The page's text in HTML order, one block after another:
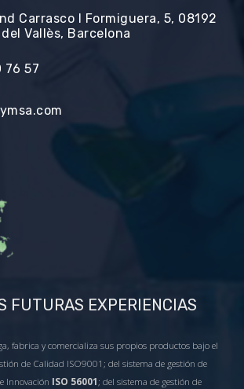
Carrasco I Formiguera, 5, 08192
Vallès, Barcelona
76 57
FUTURAS EXPERIENCIAS
fabrica y comercializa sus propios productos bajo el
de Calidad ISO9001; del sistema de gestión de
Innovación ISO 56001 ; del sistema de gestión de